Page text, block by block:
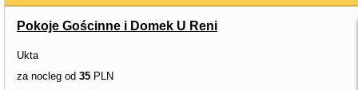
Pokoje Gościnne i Domek U Reni
Ukta
za nocleg od 35 PLN